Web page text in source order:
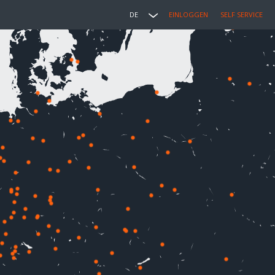
DE EINLOGGEN SELF SERVICE